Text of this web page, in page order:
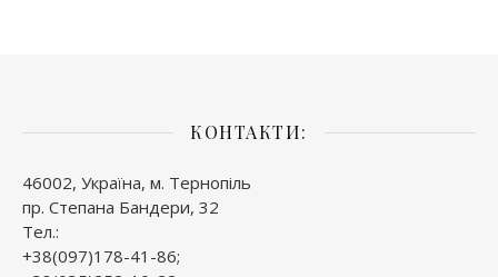
КОНТАКТИ:
46002, Україна, м. Тернопіль
пр. Степана Бандери, 32
Тел.:
+38(097)178-41-86;